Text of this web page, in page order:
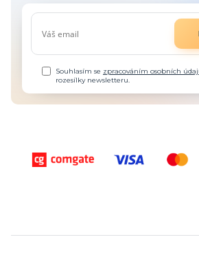
Souhlasím se zpracováním osobních
rozesílky newsletteru.